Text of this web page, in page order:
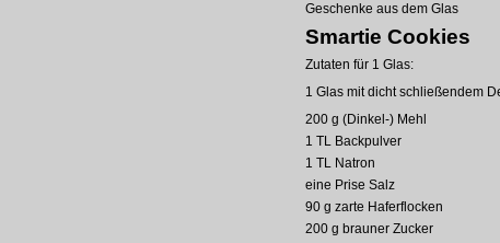
Geschenke aus dem Glas
Smartie Cookies
Zutaten für 1 Glas:
1 Glas mit dicht schließendem
200 g (Dinkel-) Mehl
1 TL Backpulver
1 TL Natron
eine Prise Salz
90 g zarte Haferflocken
200 g brauner Zucker